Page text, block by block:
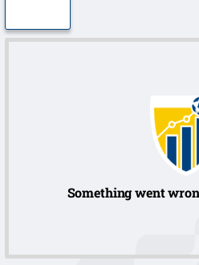
Something went